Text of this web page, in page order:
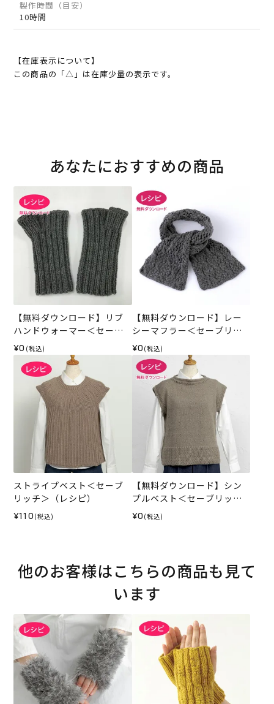
製作時間（目安）
10時間
【在庫表示について】
この商品の「△」は在庫少量の表示です。
あなたにおすすめの商品
【無料ダウンロード】リブ
ハンドウォーマー＜セーブ
リッチ＞（レシピ）
¥0 (税込)
【無料ダウンロード】レー
シーマフラー＜セーブリッ
チ＞（レシピ）
¥0 (税込)
ストライプベスト＜セーブ
リッチ＞（レシピ）
¥110 (税込)
【無料ダウンロード】シン
プルベスト＜セーブリッチ
＞（レシピ）
¥0 (税込)
他のお客様はこちらの商品も見て
います